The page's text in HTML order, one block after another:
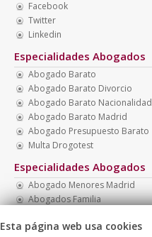
Facebook
Twitter
Linkedin
Especialidades Abogados
Abogado Barato
Abogado Barato Divorcio
Abogado Barato Nacionalidad
Abogado Barato Madrid
Abogado Presupuesto Barato
Multa Drogotest
Especialidades Abogados
Abogado Menores Madrid
Abogados Familia
Multa Botellón
Esta página web usa cookies